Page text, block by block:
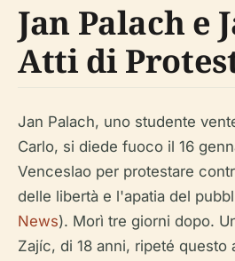
Jan Palach e
Atti di
Jan Palach, uno studente
Carlo, si diede fuoco il 16
Venceslao per protestare
delle libertà e l'apatia del
News). Morì tre giorni dopo.
Zajíc, di 18 anni, ripeté questo